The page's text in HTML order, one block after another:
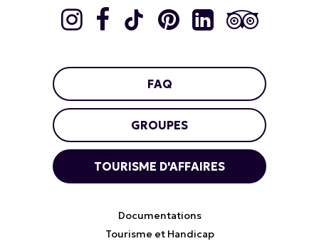
FAQ
GROUPES
TOURISME D'AFFAIRES
Documentations
Tourisme et Handicap